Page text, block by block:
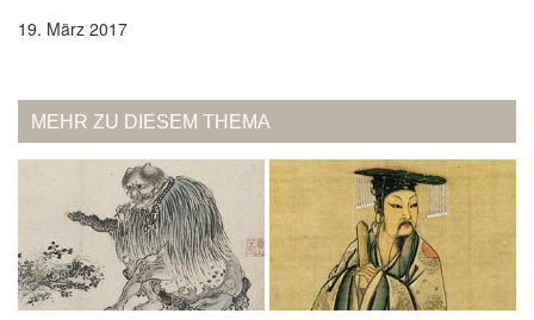
19. März 2017
MEHR ZU DIESEM THEMA